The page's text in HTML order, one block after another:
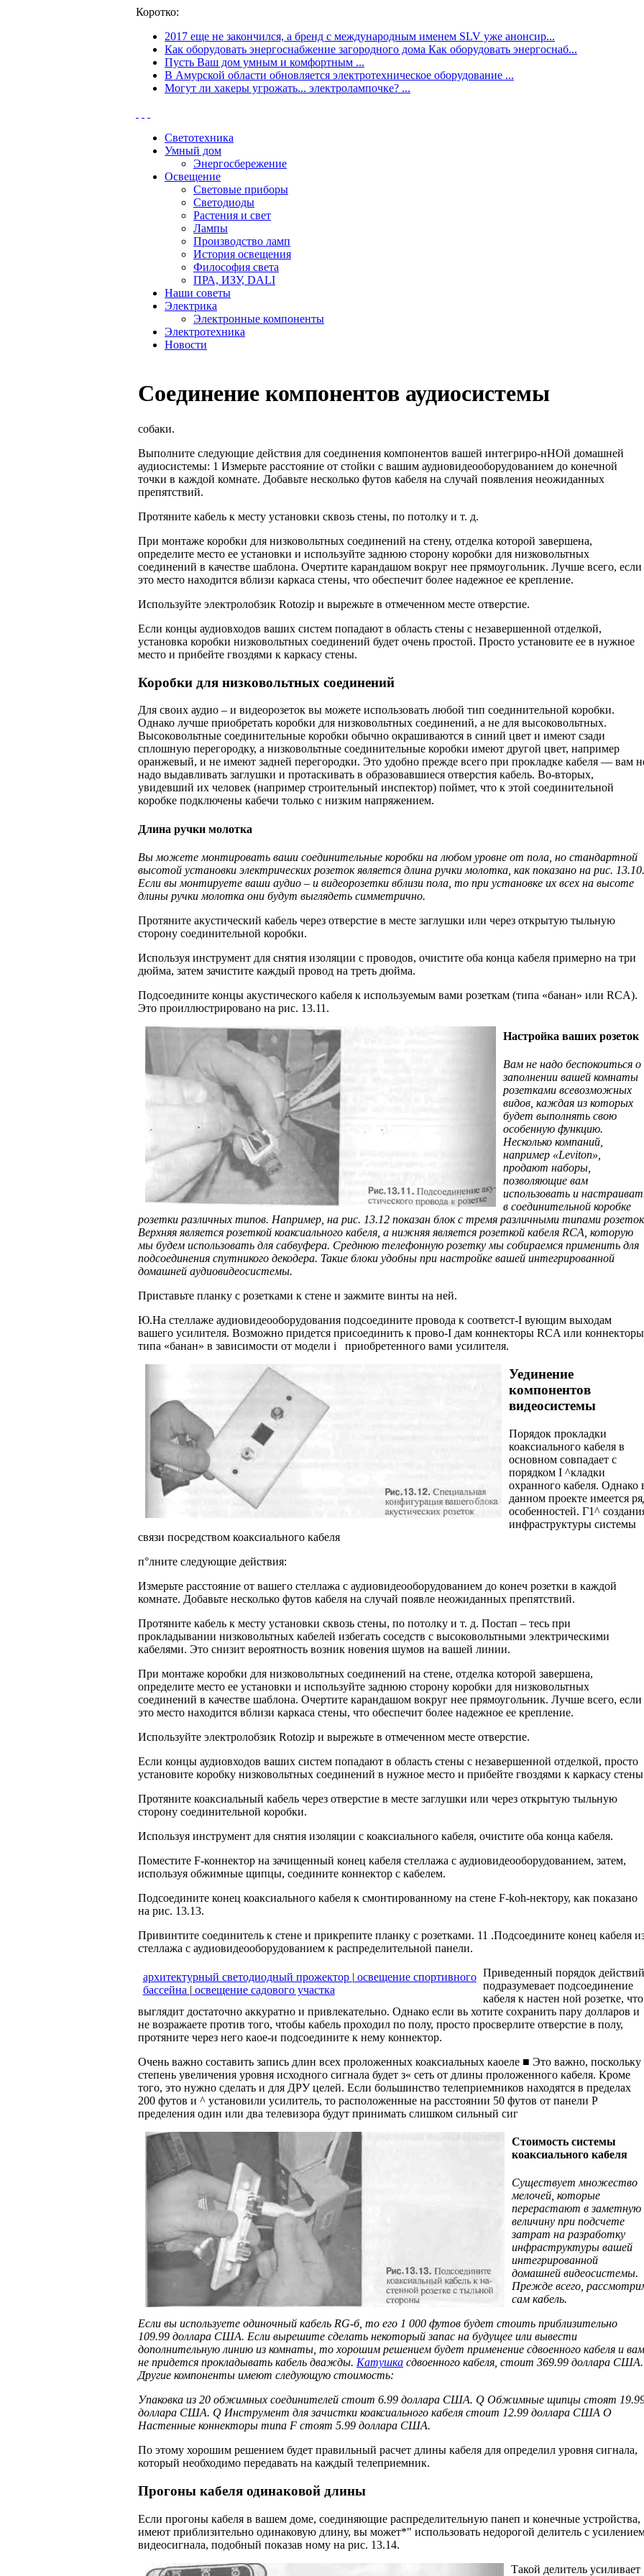
Коротко:
2017 еще не закончился, а бренд с международным именем SLV уже анонсир...
Как оборудовать энергоснабжение загородного дома Как оборудовать энергоснаб...
Пусть Ваш дом умным и комфортным ...
В Амурской области обновляется электротехническое оборудование ...
Могут ли хакеры угрожать... электролампочке? ...
Светотехника
Умный дом
Энергосбережение
Освещение
Световые приборы
Светодиоды
Растения и свет
Лампы
Производство ламп
История освещения
Философия света
ПРА, ИЗУ, DALI
Наши советы
Электрика
Электронные компоненты
Электротехника
Новости
Соединение компонентов аудиосистемы
собаки.
Выполните следующие действия для соединения компонентов вашей интегриро-нНОй домашней
аудиосистемы: 1 Измерьте расстояние от стойки с вашим аудиовидеооборудованием до конечной
точки в каждой комнате. Добавьте несколько футов кабеля на случай появления неожиданных
препятствий.
Протяните кабель к месту установки сквозь стены, по потолку и т. д.
При монтаже коробки для низковольтных соединений на стену, отделка которой завершена,
определите место ее установки и используйте заднюю сторону короб­ки для низковольтных
соединений в качестве шаблона. Очертите карандашом вокруг нее прямоугольник. Лучше всего, если
это место находится вблизи карка­са стены, что обеспечит более надежное ее крепление.
Используйте электролобзик Rotozip и вырежьте в отмеченном месте отверстие.
Если концы аудиовходов ваших систем попадают в область стены с незавершен­ной отделкой,
установка коробки низковольтных соединений будет очень простой. Просто установите ее в нужное
место и прибейте гвоздями к каркасу стены.
Коробки для низковольтных соединений
Для своих аудио – и видеорозеток вы можете использовать любой тип соединительной коробки.
Однако лучше приобретать коробки для низковольтных соединений, а не для высоковольтных.
Высоковольтные соединительные коробки обычно окрашиваются в синий цвет и имеют сзади
сплошную перегородку, а низковольтные соединительные коробки имеют другой цвет, например
оранжевый, и не имеют задней пере­городки. Это удобно прежде всего при прокладке кабеля — вам
надо выдавливать заглушки и протаскивать в образовавшиеся отверстия кабель. Во-вторых,
увидевший их человек (например строительный инспектор) поймет, что к этой соединительной
коробке подключены кабечи только с низким напряжением.
Длина ручки молотка
Вы можете монтировать ваши соединительные коробки на любом уровне от пола, но стандартной
высотой установки электрических розеток явля­ется длина ручки молотка, как показано на рис. 13.10.
Если вы монтируете ваши аудио – и видеорозетки вблизи пола, то при установке их всех на высоте
длины ручки молотка они будут выглядеть симметрично.
Протяните акустический кабель через отверстие в месте заглушки или через открытую тыльную
сторону соединительной коробки.
Используя инструмент для снятия изоляции с проводов, очистите оба конца кабеля примерно на три
дюйма, затем зачистите каждый провод на треть дюйма.
Подсоедините концы акустического кабеля к используемым вами розеткам (типа «банан» или RCA).
Это проиллюстрировано на рис. 13.11.
Настройка ваших розеток
Вам не надо беспокоиться о
заполнении вашей комнаты
розетками всевозможных
видов, каждая из которых
будет выполнять свою
особенную функцию.
Несколько компаний,
например «Leviton»,
продают наборы,
позволяющие вам
использовать и
в соединитель­ной коробке
розетки различных типов. Например, на рис. 13.12 показан блок с тремя различными типами
Верхняя является розеткой коаксиального кабеля, а нижняя является розеткой кабеля RCA, которую
мы будем использовать для сабвуфера. Среднюю телефонную розетку мы собираемся применить для
подсоединения спутникого деко­дера. Такие блоки удобны при настройке вашей интегрированной
домашней аудиовидеосистемы.
Приставьте планку с розетками к стене и зажмите винты на ней.
Ю.На стеллаже аудиовидеооборудования подсоедините провода к соответст-I вующим выходам
вашего усилителя. Возможно придется присоединить к прово-I дам коннекторы RCA или коннекторы
типа «банан» в зависимости от модели i приобретенного вами усилителя.
Уединение
компонентов
видеосистемы
Порядок прокладки
коаксиального кабеля в
основном совпадает с
порядком I ^кладки
охранного кабеля. Однако
данном проекте имеется
особенностей. Г1^
инфраструктуры системы
связи посредством коаксиального кабеля
п°лните следующие действия:
Измерьте расстояние от вашего стеллажа с аудиовидеооборудованием до конеч розетки в каждой
комнате. Добавьте несколько футов кабеля на случай появле неожиданных препятствий.
Протяните кабель к месту установки сквозь стены, по потолку и т. д. Постап – тесь при
прокладывании низковольтных кабелей избегать соседств с высоковольтными электрическими
кабелями. Это снизит вероятность возник новения шумов на вашей линии.
При монтаже коробки для низковольтных соединений на стене, отделка которой завершена,
определите место ее установки и используйте заднюю сторону короб­ки для низковольтных
соединений в качестве шаблона. Очертите карандашом вокруг нее прямоугольник. Лучше всего, если
это место находится вблизи карка­са стены, что обеспечит более надежное ее крепление.
Используйте электролобзик Rotozip и вырежьте в отмеченном месте отверстие.
Если концы аудиовходов ваших систем попадают в область стены с незавершен­ной отделкой, просто
установите коробку низковольтных соединений в нужное место и прибейте гвоздями к каркасу
Протяните коаксиальный кабель через отверстие в месте заглушки или через открытую тыльную
сторону соединительной коробки.
Используя инструмент для снятия изоляции с коаксиального кабеля, очистите оба конца кабеля.
Поместите F-коннектор на зачищенный конец кабеля стеллажа с аудиовидеообору­дованием, затем,
используя обжимные щипцы, соедините коннектор с кабелем.
Подсоедините конец коаксиального кабеля к смонтированному на стене F-koh-нектору, как показано
на рис. 13.13.
Привинтите соединитель к стене и прикрепите планку с розетками. 11 .Подсоедините конец кабеля
стеллажа с аудиовидеооборудованием к распре­делительной панели.
архитектурный светодиодный прожектор
освещение спортивного
бассейна
освещение садового участка
Приведенный порядок действий
подразумевает подсоединение
кабеля к настен ной розетке, что
выглядит достаточно аккуратно и привлекательно. Однако если вь хотите сохранить пару долларов и
не возражаете против того, чтобы кабель прохо­дил по полу, просто просверлите отверстие в полу,
протяните через него каое-и подсоедините к нему коннектор.
Очень важно составить запись длин всех проложенных коаксиальных каоеле ■ Это важно, поскольку
степень увеличения уровня исходного сигнала будет з« сеть от длины проложенного кабеля. Кроме
того, это нужно сделать и для ДРУ целей. Если большинство телеприемников находятся в пределах
200 футов и ^ установили усилитель, то расположенные на расстоянии 50 футов от панели Р
пределения один или два телевизора будут принимать слишком сильный сиг
Стоимость системы
коаксиального кабеля
Существует множество
мелочей, которые
перерастают в заметную
величину при подсчете
затрат на разработку
инфраструктуры вашей
интегрированной
домашней видеосистемы.
Прежде всего,
сам кабель.
Если вы используете одиночный кабель RG-б, то его 1 000 футов будет стоить приблизительно
109.99 доллара США. Если вырешите сделать некоторый запас на будущее или вывести
дополнительную линию из комнаты, то хорошим решением будет применение сдвоенного кабеля и вам
не придется прокладывать кабель дважды. Катушка сдвоенного кабеля, стоит 369.99 доллара США.
Другие компоненты имеют следующую стоимость:
Упаковка из 20 обжимных соединителей стоит 6.99 доллара США. Q Обжимные щипцы стоят
доллара США. Q Инструмент для зачистки коаксиального кабеля стоит 12.99 дол­лара США О
Настенные коннекторы типа F стоят 5.99 доллара США.
По этому хорошим решением будет правильный расчет длины кабеля для опреде­лил уровня сигнала,
который необходимо передавать на каждый телеприемник.
Прогоны кабеля одинаковой длины
Если прогоны кабеля в вашем доме, соединяющие распределительную панеп и конечные устройства,
имеют приблизительно одинаковую длину, вы может*" использовать недорогой делитель с
видеосигнала, подобный показав ному на рис. 13.14.
Такой делитель усиливает